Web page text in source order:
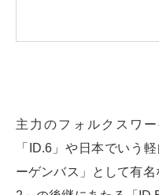
主力のフォルクスワ
「ID.6」や日本でいう
ーゲンバス」として有